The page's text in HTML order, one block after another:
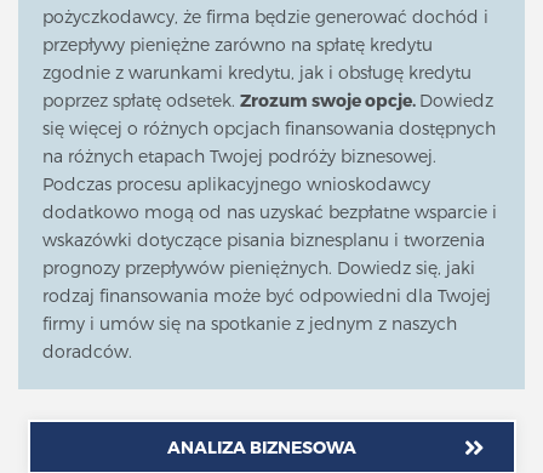
pożyczkodawcy, że firma będzie generować dochód i
przepływy pieniężne zarówno na spłatę kredytu
zgodnie z warunkami kredytu, jak i obsługę kredytu
poprzez spłatę odsetek. Zrozum swoje opcje. Dowiedz
się więcej o różnych opcjach finansowania dostępnych
na różnych etapach Twojej podróży biznesowej.
Podczas procesu aplikacyjnego wnioskodawcy
dodatkowo mogą od nas uzyskać bezpłatne wsparcie i
wskazówki dotyczące pisania biznesplanu i tworzenia
prognozy przepływów pieniężnych. Dowiedz się, jaki
rodzaj finansowania może być odpowiedni dla Twojej
firmy i umów się na spotkanie z jednym z naszych
doradców.
ANALIZA BIZNESOWA